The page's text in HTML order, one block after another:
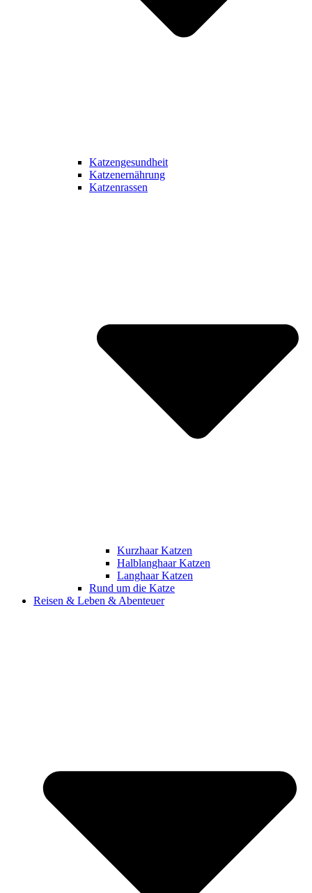
Katzengesundheit
Katzenernährung
Katzenrassen
Kurzhaar Katzen
Halblanghaar Katzen
Langhaar Katzen
Rund um die Katze
Reisen & Leben & Abenteuer